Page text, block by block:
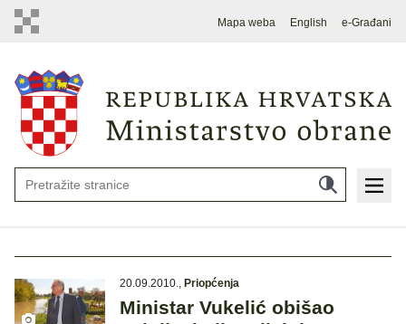
Mapa weba English e-Građani
20.09.2010., Priopćenja
Ministar Vukelić obišao